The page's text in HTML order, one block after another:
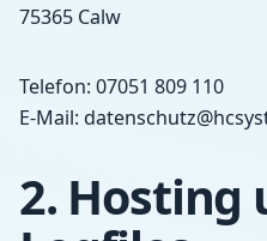
75365 Calw
Telefon: 07051 809 110
E-Mail:
2. Hosting